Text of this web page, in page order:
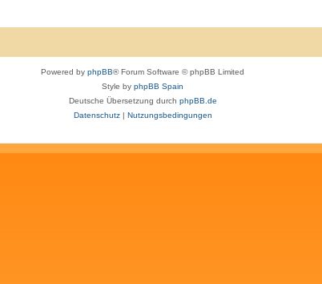
Powered by phpBB® Forum Software © phpBB Limited
Style by phpBB Spain
Deutsche Übersetzung durch phpBB.de
Datenschutz| Nutzungsbedingungen